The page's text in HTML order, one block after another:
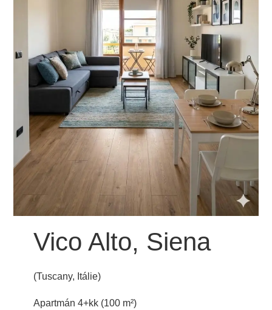
Vico Alto, Siena
(Tuscany, Itálie)
Apartmán 4+kk (100 m²)